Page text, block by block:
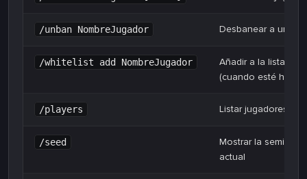
/unban NombreJugador Desbanear a un
/whitelist add NombreJugador
Añadir a la lista
(cuando esté
/players Listar jugadores en
/seed
Mostrar la semilla
actual